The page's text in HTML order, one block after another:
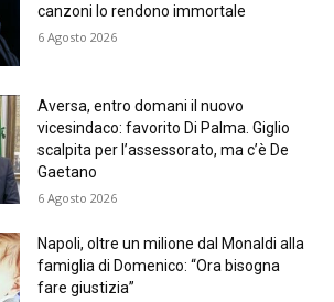
canzoni lo rendono immortale
6 Agosto 2026
Aversa, entro domani il nuovo
vicesindaco: favorito Di Palma. Giglio
scalpita per l’assessorato, ma c’è De
Gaetano
6 Agosto 2026
Napoli, oltre un milione dal Monaldi alla
famiglia di Domenico: “Ora bisogna
fare giustizia”